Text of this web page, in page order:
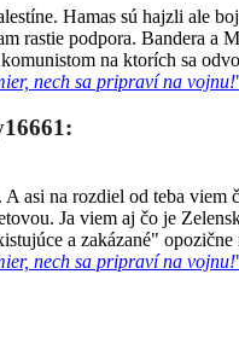
Hamas sú hajzli ale
rastie podpora. Bandera a
na ktorích sa
nech sa pripraví na vojnu!
asi na rozdiel od teba viem
Ja viem aj čo je
a zakázané" opozične
nech sa pripraví na vojnu!